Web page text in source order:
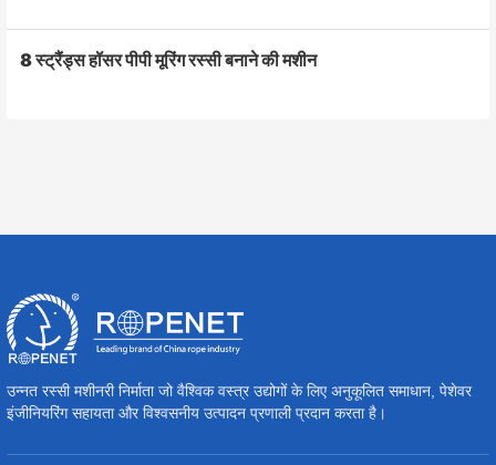
8 स्ट्रैंड्स हॉसर पीपी मूरिंग रस्सी बनाने की मशीन
उन्नत रस्सी मशीनरी निर्माता जो वैश्विक वस्त्र उद्योगों के लिए अनुकूलित समाधान, पेशेवर
इंजीनियरिंग सहायता और विश्वसनीय उत्पादन प्रणाली प्रदान करता है।